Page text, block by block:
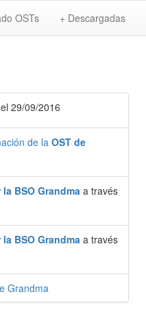
OSTs + Descargadas
29/09/2016
de laOST de
BSO Grandma a través
BSO Grandma a través
Grandma